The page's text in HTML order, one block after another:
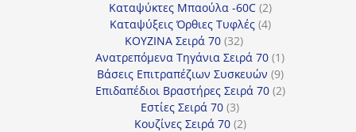
προϊόντα
Καταψύκτες Μπαούλα -60C 22
προϊόντα
Καταψύξεις Όρθιες Τυφλές 44
ΚΟΥΖΙΝΑ Σειρά 70 3232
προϊόντα
Ανατρεπόμενα Τηγάνια Σειρά 70 11
προϊόν
Βάσεις Επιτραπέζιων Συσκευών 99
προϊόντα
Επιδαπέδιοι Βραστήρες Σειρά 70 22
Εστίες Σειρά 70 33
προϊόντα
Κουζίνες Σειρά 70 22